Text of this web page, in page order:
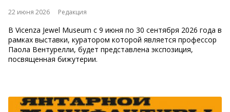
22 июня 2026 Редакция
В Vicenza Jewel Museum с 9 июня по 30 сентября 2026 года в
рамках выставки, куратором которой является профессор
Паола Вентурелли, будет представлена экспозиция,
посвященная бижутерии.